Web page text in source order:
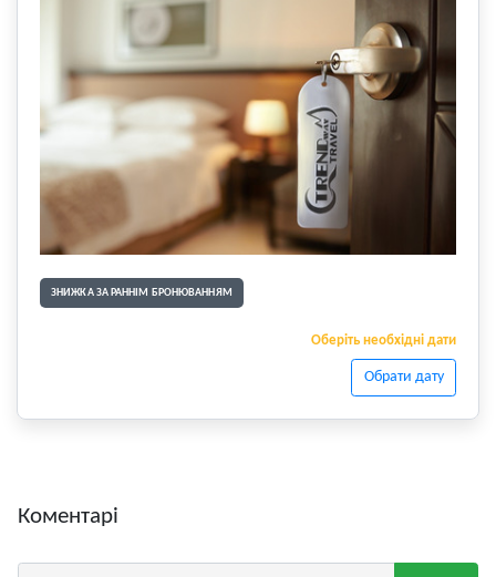
ЗНИЖКА ЗА РАННІМ БРОНЮВАННЯМ
Оберіть необхідні дати
Обрати дату
Коментарі